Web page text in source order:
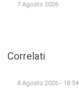
7 Agosto 2026
Correlati
8 Agosto 2026 - 18:54